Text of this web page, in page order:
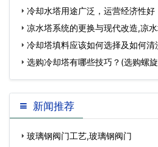
冷却水塔用途广泛，运营经济性好
凉水塔系统的更换与现代改造,凉
冷却塔填料应该如何选择及如何
选购冷却塔有哪些技巧？(选购螺
新闻推荐
玻璃钢阀门工艺,玻璃钢阀门